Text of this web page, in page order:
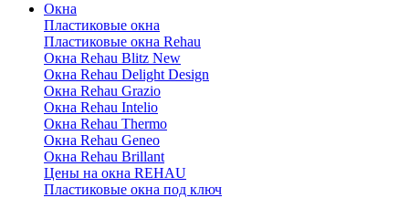
Окна
Пластиковые окна
Пластиковые окна Rehau
Окна Rehau Blitz New
Окна Rehau Delight Design
Окна Rehau Grazio
Окна Rehau Intelio
Окна Rehau Thermo
Окна Rehau Geneo
Окна Rehau Brillant
Цены на окна REHAU
Пластиковые окна под ключ